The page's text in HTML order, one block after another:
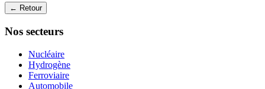
← Retour
Nos secteurs
Nucléaire
Hydrogène
Ferroviaire
Automobile